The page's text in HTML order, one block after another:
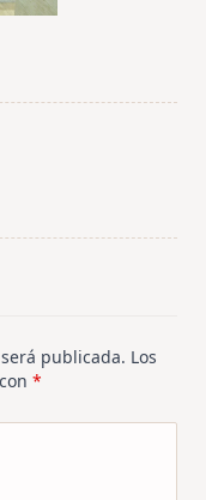
publicada. Los
*